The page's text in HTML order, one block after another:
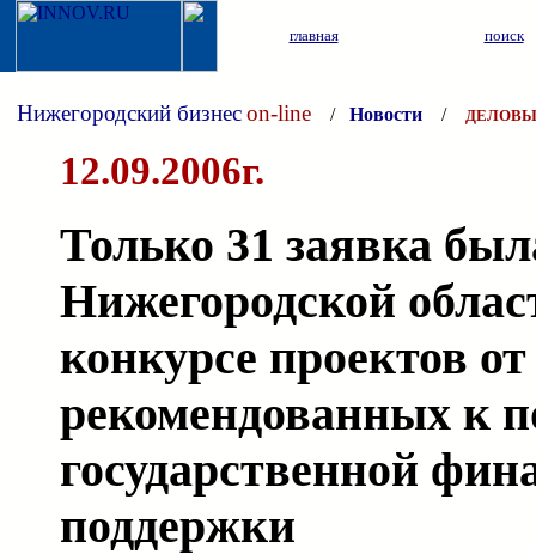
главная поиск
Нижегородский бизнесon-line / Новости /
12.09.2006г.
Только 31 заявка
Нижегородской
конкурсе проектов
рекомендованных к
государственной
поддержки